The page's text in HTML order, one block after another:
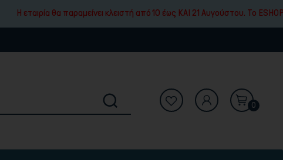
Η εταιρία θα παραμείνει κλειστή από 10 έως ΚΑΙ 21 Αυγούστου. To ESHOP
0